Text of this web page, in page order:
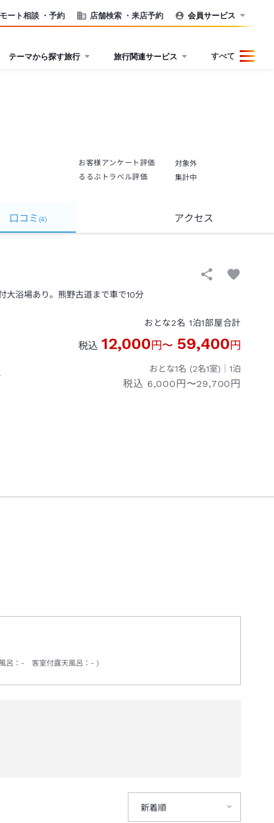
ート相談 ・予約 店舗検索 ・来店予約 会員サービス
テーマから探す旅行 旅行関連サービス すべて
お客様アンケート評価
対象外
るるぶトラベル評価
集計中
口コミ (4) アクセス
大浴場あり。熊野古道まで車で10分
おとな2名 1泊1部屋合計
税込 12,000円〜 59,400円
おとな1名 (2名1室)｜ 1泊
税込 6,000円〜29,700円
呂 ： - 客室付露天風呂 ： -
新着順